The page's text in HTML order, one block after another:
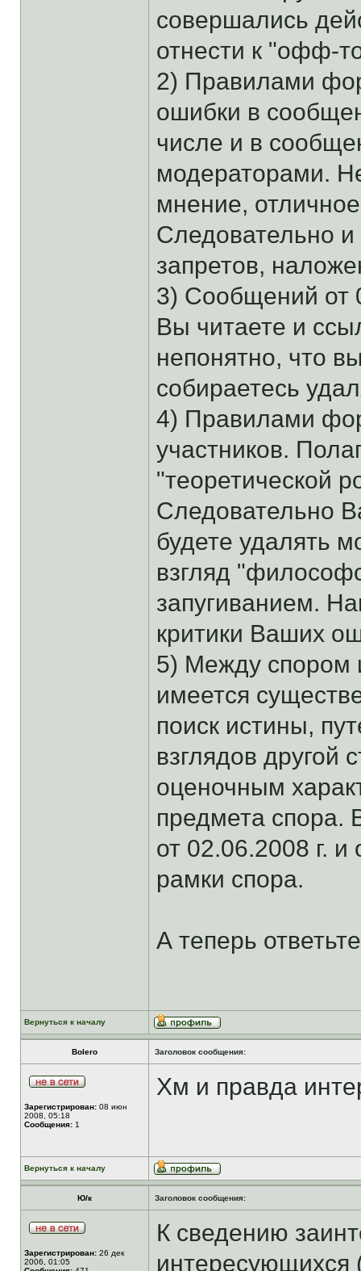
совершались
отнести к "офф-
2) Правилами
ошибки в
числе и в
модераторами.
мнение,
Следовательно и
запретов,
3) Сообщений от
Вы читаете и
непонятно, что
собираетесь
4) Правилами
участников.
"теоретической
Следовательно
будете удалять
взгляд
запугиванием.
критики Ваших
5) Между спором
имеется
поиск истины,
взглядов другой
оценочным
предмета спора.
от 02.06.2008 г.
рамки спора.
А теперь
Вернуться к началу
Bolero Заголовок сообщения:
Зарегистрирован: 08 июн
2008, 05:18
Сообщения: 1
Хм и правда
Вернуться к началу
Ю/к Заголовок сообщения:
Зарегистрирован: 26 дек
2006, 01:05
К сведению
интересующихся